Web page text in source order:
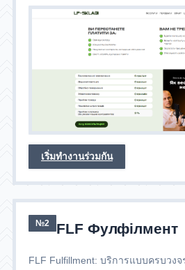
เริ่มทำงานร่วมกัน
№2 FLF Фулфілмент
FLF Fulfillment: บริการแบบครบวง